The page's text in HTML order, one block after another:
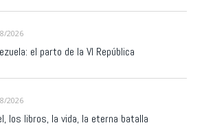
2026
el parto de la VI República
2026
los libros, la vida, la eterna batalla